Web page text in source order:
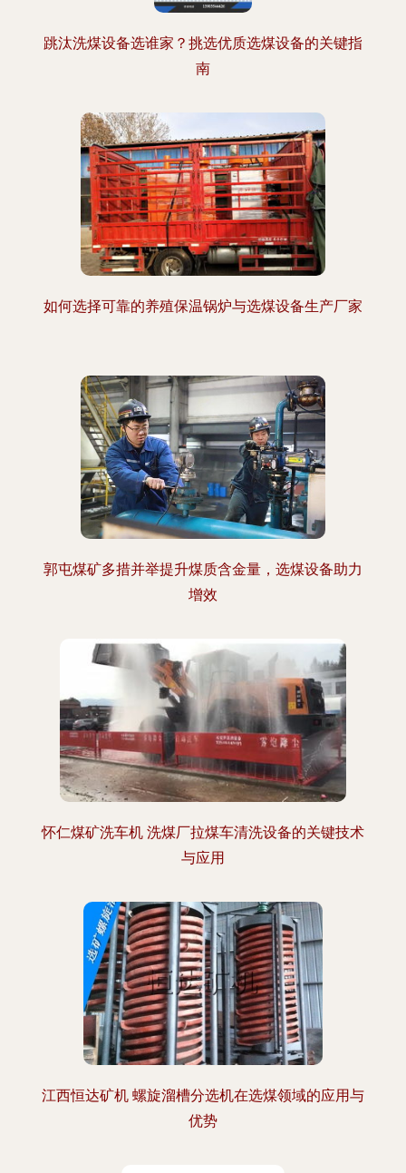
跳汰洗煤设备选谁家？挑选优质选煤设备的关键指
南
如何选择可靠的养殖保温锅炉与选煤设备生产厂家
郭屯煤矿多措并举提升煤质含金量，选煤设备助力
增效
怀仁煤矿洗车机 洗煤厂拉煤车清洗设备的关键技术
与应用
江西恒达矿机 螺旋溜槽分选机在选煤领域的应用与
优势